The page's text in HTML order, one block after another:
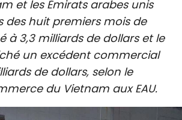
TOURISME
ENVIRONNEMENT
SPORT
et les Émirats arabes unis
des huit premiers mois de
à 3,3 milliards de dollars et le
un excédent commercial
de dollars, selon le
du Vietnam aux EAU.